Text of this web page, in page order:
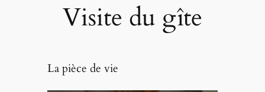
Visite du gîte
La pièce de vie